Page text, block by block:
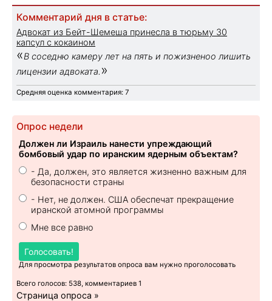
Комментарий дня в статье:
Адвокат из Бейт-Шемеша принесла в тюрьму 30
капсул с кокаином
«В соседню камеру лет на пять и пожизненоо лишить
лицензии адвоката. »
Средняя оценка комментария: 7
Опрос недели
Должен ли Израиль нанести упреждающий
бомбовый удар по иранским ядерным объектам?
- Да, должен, это является жизненно важным для
безопасности страны
- Нет, не должен. США обеспечат прекращение
иранской атомной программы
Мне все равно
Голосовать!
Для просмотра результатов опроса вам нужно проголосовать
Всего голосов: 538, комментариев 1
Страница опроса »